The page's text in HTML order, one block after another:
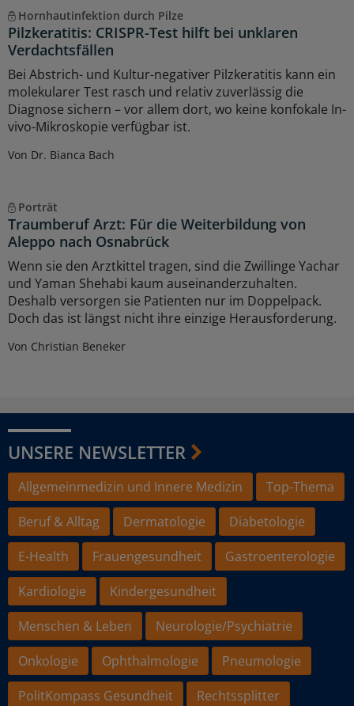
Hornhautinfektion durch Pilze
Pilzkeratitis: CRISPR-Test hilft bei unklaren
Verdachtsfällen
Bei Abstrich- und Kultur-negativer Pilzkeratitis kann ein
molekularer Test rasch und relativ zuverlässig die
Diagnose sichern – vor allem dort, wo keine konfokale In-
vivo-Mikroskopie verfügbar ist.
Von Dr. Bianca Bach
Porträt
Traumberuf Arzt: Für die Weiterbildung von
Aleppo nach Osnabrück
Wenn sie den Arztkittel tragen, sind die Zwillinge Yachar
und Yaman Shehabi kaum auseinanderzuhalten.
Deshalb versorgen sie Patienten nur im Doppelpack.
Doch das ist längst nicht ihre einzige Herausforderung.
Von Christian Beneker
UNSERE NEWSLETTER
Allgemeinmedizin und Innere Medizin
Top-Thema
Beruf & Alltag
Dermatologie
Diabetologie
E-Health
Frauengesundheit
Gastroenterologie
Kardiologie
Kindergesundheit
Menschen & Leben
Neurologie/Psychiatrie
Onkologie
Ophthalmologie
Pneumologie
PolitKompass Gesundheit
Rechtssplitter